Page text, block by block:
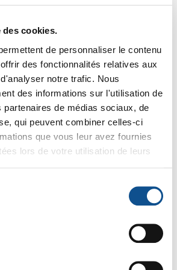
cookies.
de personnaliser le contenu
des fonctionnalités relatives aux
notre trafic. Nous
des informations sur l'utilisation de
partenaires de médias sociaux, de
qui peuvent combiner celles-ci
que vous leur avez fournies
lors de votre utilisation de leurs
Support mural, 1-3
Produits Vikan, 160
,02 € TTC
-8%